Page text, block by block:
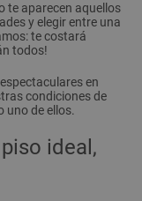
te aparecen aquellos
y elegir entre una
te costará
todos!
en
condiciones de
uno de ellos.
ideal,